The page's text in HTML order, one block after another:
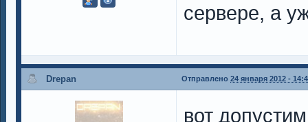
сервере, а
Drepan Отправлено 24 января 2012 -
вот